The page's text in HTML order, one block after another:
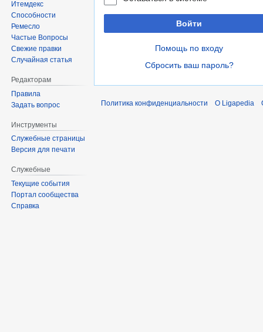
Войти
Помощь по входу
Сбросить ваш пароль?
Итемдекс
Способности
Ремесло
Частые Вопросы
Свежие правки
Случайная статья
Редакторам
Правила
Задать вопрос
Инструменты
Служебные страницы
Версия для печати
Служебные
Текущие события
Портал сообщества
Справка
Политика конфиденциальности О Ligapedia